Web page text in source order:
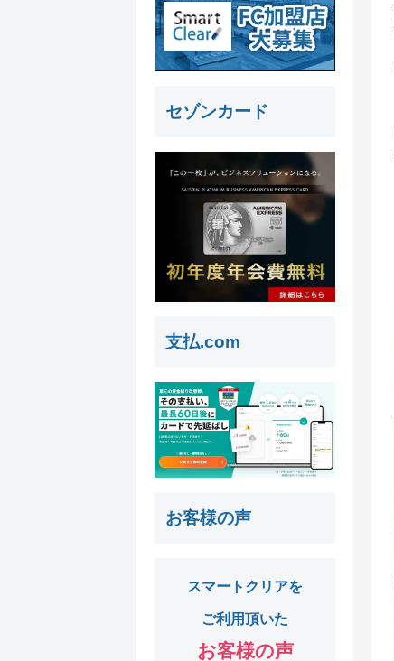
セゾンカード
支払.com
お客様の声
スマートクリアを
ご利用頂いた
お客様の声